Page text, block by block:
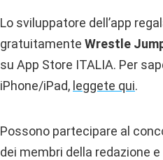
Lo sviluppatore dell’app
gratuitamente Wrestle
su App Store ITALIA. Per
iPhone/iPad, leggete qui.
Possono partecipare al
dei membri della redazione